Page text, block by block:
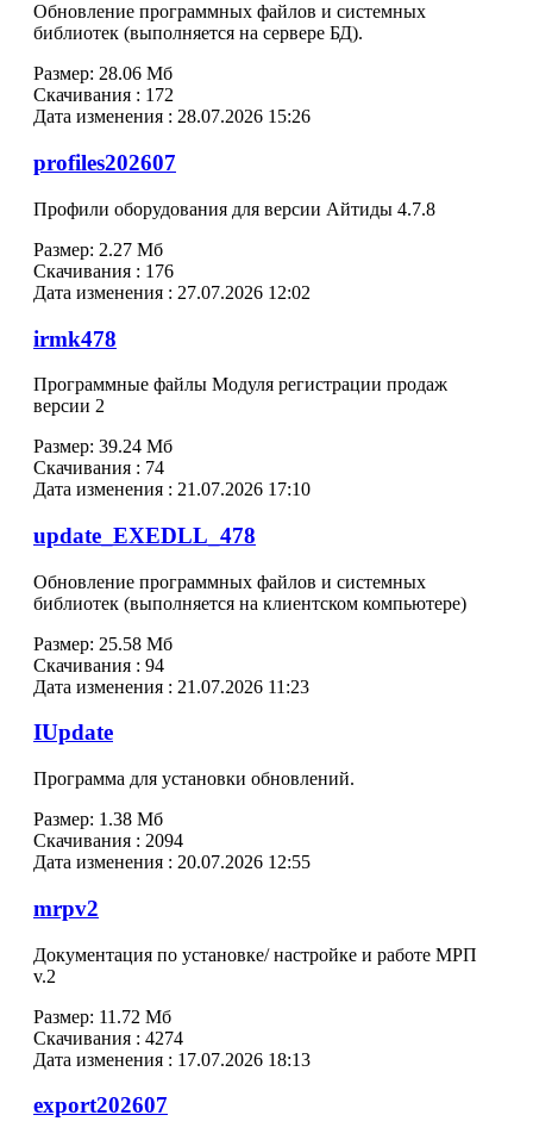
Обновление программных файлов и системных
библиотек (выполняется на сервере БД).
Размер: 28.06 Мб
Скачивания : 172
Дата изменения : 28.07.2026 15:26
profiles202607
Профили оборудования для версии Айтиды 4.7.8
Размер: 2.27 Мб
Скачивания : 176
Дата изменения : 27.07.2026 12:02
irmk478
Программные файлы Модуля регистрации продаж
версии 2
Размер: 39.24 Мб
Скачивания : 74
Дата изменения : 21.07.2026 17:10
update_EXEDLL_478
Обновление программных файлов и системных
библиотек (выполняется на клиентском компьютере)
Размер: 25.58 Мб
Скачивания : 94
Дата изменения : 21.07.2026 11:23
IUpdate
Программа для установки обновлений.
Размер: 1.38 Мб
Скачивания : 2094
Дата изменения : 20.07.2026 12:55
mrpv2
Документация по установке/ настройке и работе МРП
v.2
Размер: 11.72 Мб
Скачивания : 4274
Дата изменения : 17.07.2026 18:13
export202607